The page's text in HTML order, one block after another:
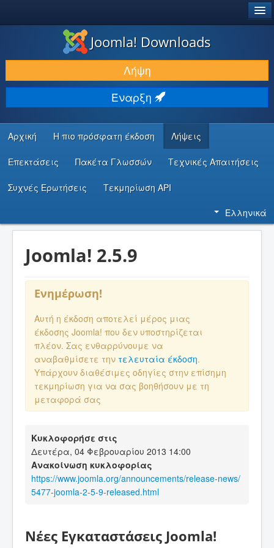
ΛΉΨΕΙΣ & ΕΠΕΚΤΆΣΕΙΣ
ΕΎΡΕΣΗ & ΜΆΘΗΣΗ
ΚΟΙΝΌΤΗΤΑ & ΥΠΟΣΤΉΡΙΞΗ
ΠΌΡΟΙ ΠΡΟΓΡΑΜΜΑΤΙΣΤΏΝ
Joomla! Downloads
Λήψη
Έναρξη
Αρχική Η πιο πρόσφατη έκδοση Λήψεις
Επεκτάσεις Πακέτα Γλωσσών Τεχνικές Απαιτήσεις
Συχνές Ερωτήσεις Τεκμηρίωση API
Ελληνικά
Joomla! 2.5.9
Ενημέρωση!
Αυτή η έκδοση αποτελεί μέρος μιας
έκδοσης Joomla! που δεν υποστηρίζεται
πλέον. Σας ενθαρρύνουμε να
αναβαθμίσετε την τελευταία έκδοση.
Υπάρχουν διαθέσιμες οδηγίες στην επίσημη
τεκμηρίωση για να σας βοηθήσουν με τη
μεταφορά σας
Κυκλοφορήσε στις
Δευτέρα, 04 Φεβρουαρίου 2013 14:00
Ανακοίνωση κυκλοφορίας
https://www.joomla.org/announcements/release-news/
5477-joomla-2-5-9-released.html
Νέες Εγκαταστάσεις Joomla!